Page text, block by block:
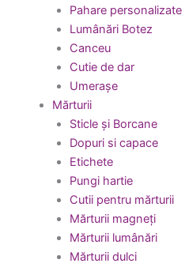
Pahare personalizate
Lumânări Botez
Canceu
Cutie de dar
Umerașe
Mărturii
Sticle și Borcane
Dopuri si capace
Etichete
Pungi hartie
Cutii pentru mărturii
Mărturii magneți
Mărturii lumânări
Mărturii dulci